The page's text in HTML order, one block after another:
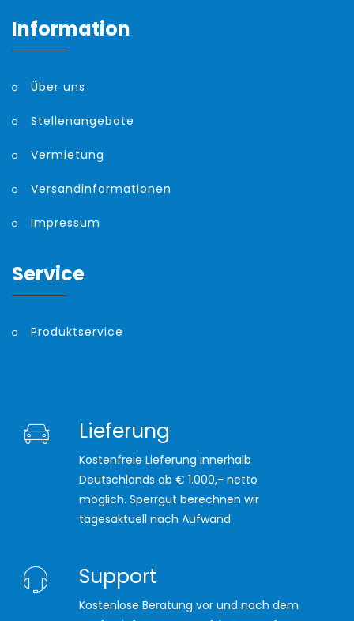
Information
Über uns
Stellenangebote
Vermietung
Versandinformationen
Impressum
Service
Produktservice
Lieferung
Kostenfreie Lieferung innerhalb
Deutschlands ab € 1.000,- netto
möglich. Sperrgut berechnen wir
tagesaktuell nach Aufwand.
Support
Kostenlose Beratung vor und nach dem